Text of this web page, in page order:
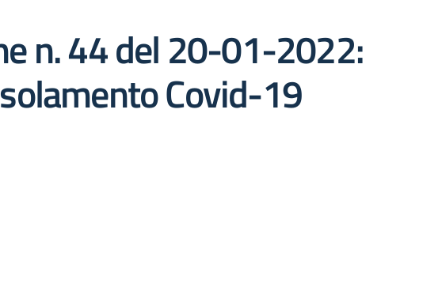
n. 44 del 20-01-2022:
Covid-19